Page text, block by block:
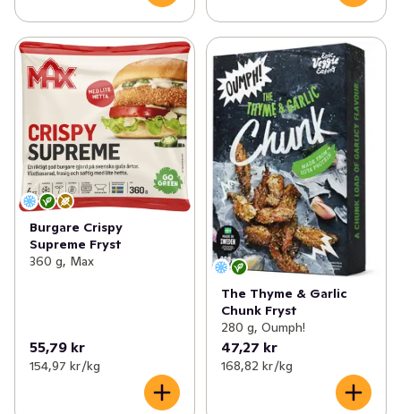
Burgare Crispy
Supreme Fryst
360 g, Max
55,79 kr
154,97 kr /kg
The Thyme & Garlic
Chunk Fryst
280 g, Oumph!
47,27 kr
168,82 kr /kg